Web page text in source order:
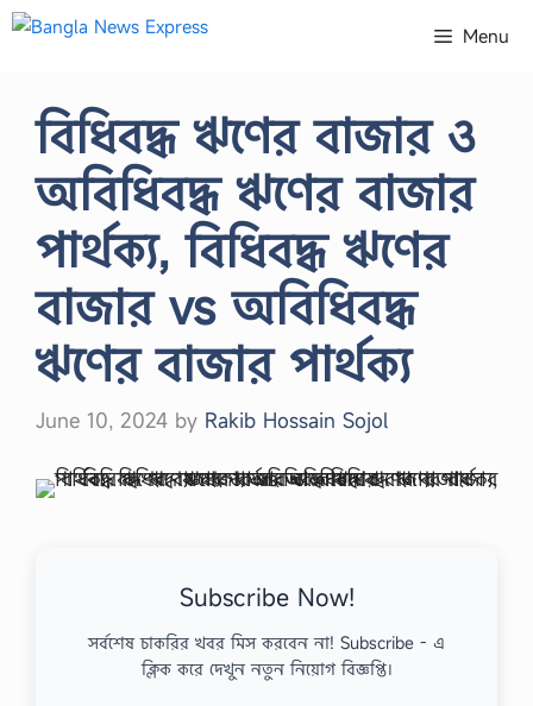
Skip
Menu
বিধিবদ্ধ ঋণের বাজার ও
অবিধিবদ্ধ ঋণের বাজার
পার্থক্য, বিধিবদ্ধ ঋণের
বাজার vs অবিধিবদ্ধ
ঋণের বাজার পার্থক্য
June 10, 2024 by Rakib Hossain Sojol
Subscribe Now!
সর্বশেষ চাকরির খবর মিস করবেন না! Subscribe - এ
ক্লিক করে দেখুন নতুন নিয়োগ বিজ্ঞপ্তি।